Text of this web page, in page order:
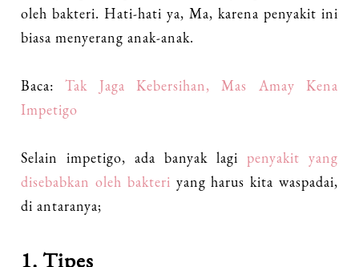
oleh bakteri. Hati-hati ya, Ma, karena penyakit ini
biasa menyerang anak-anak.
Baca:Tak Jaga Kebersihan, Mas Amay Kena
Impetigo
Selain impetigo, ada banyak lagi penyakit yang
disebabkan oleh bakteri yang harus kita waspadai,
di antaranya;
1. Tipes